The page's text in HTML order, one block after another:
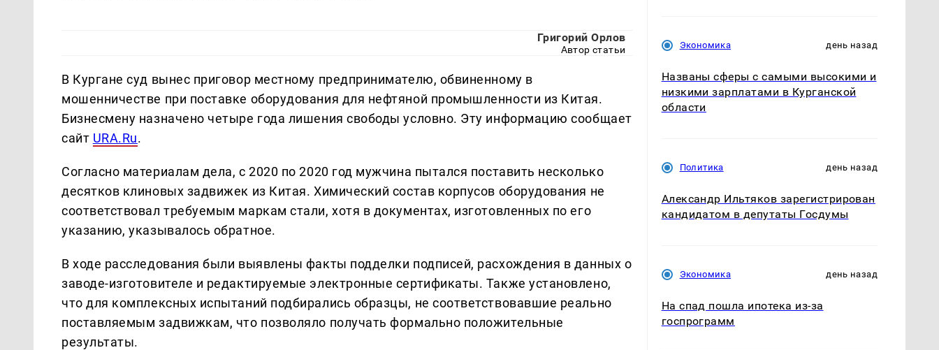
Григорий Орлов
Автор статьи
В Кургане суд вынес приговор местному предпринимателю, обвиненному в
мошенничестве при поставке оборудования для нефтяной промышленности из Китая.
Бизнесмену назначено четыре года лишения свободы условно. Эту информацию сообщает
сайт URA.Ru.
Согласно материалам дела, с 2020 по 2020 год мужчина пытался поставить несколько
десятков клиновых задвижек из Китая. Химический состав корпусов оборудования не
соответствовал требуемым маркам стали, хотя в документах, изготовленных по его
указанию, указывалось обратное.
В ходе расследования были выявлены факты подделки подписей, расхождения в данных о
заводе-изготовителе и редактируемые электронные сертификаты. Также установлено,
что для комплексных испытаний подбирались образцы, не соответствовавшие реально
поставляемым задвижкам, что позволяло получать формально положительные
результаты.
Экономика день назад
Названы сферы с самыми высокими и
низкими зарплатами в Курганской
области
Политика день назад
Александр Ильтяков зарегистрирован
кандидатом в депутаты Госдумы
Экономика день назад
На спад пошла ипотека из-за
госпрограмм